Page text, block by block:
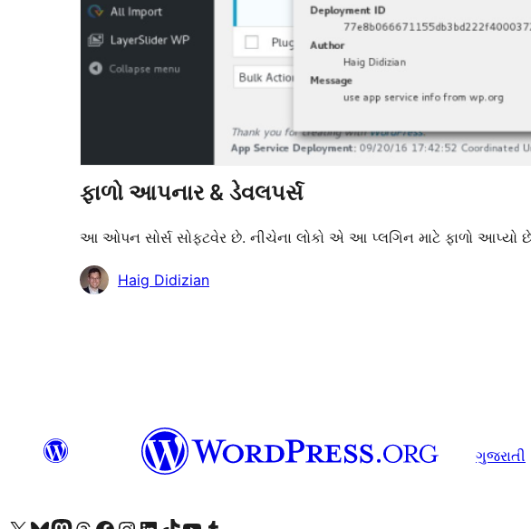
ફાળો આપનાર & ડેવલપર્સ
આ ઓપન સોર્સ સોફ્ટવેર છે. નીચેના લોકો એ આ પ્લગિન માટે ફાળો આપ્યો
ફાળો
Haig Didizian
ગુજરાતી